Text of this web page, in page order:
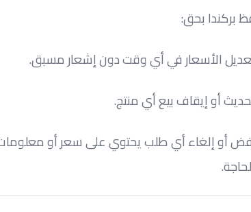
بركندا بحق:
الأسعار في أي وقت دون إشعار مسبق.
أو إيقاف بيع أي منتج.
أو إلغاء أي طلب يحتوي على سعر أو معلومات